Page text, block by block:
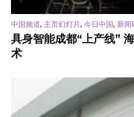
中国频道, 主页幻灯片, 今日中国, 新闻
具身智能成都“上产线”
术